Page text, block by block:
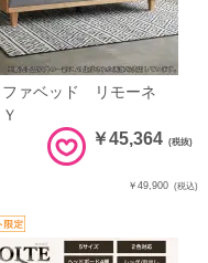
ファベッド リモーネ
￥45,364 (税抜)
￥49,900 (税込)